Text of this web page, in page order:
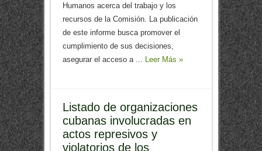
Humanos acerca del trabajo y los
recursos de la Comisión. La publicación
de este informe busca promover el
cumplimiento de sus decisiones,
asegurar el acceso a ... Leer Más »
Listado de organizaciones
cubanas involucradas en
actos represivos y
violatorios de los